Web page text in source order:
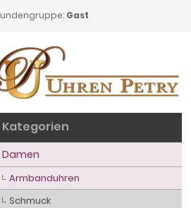
Gast
Kategorien
Damen
Armbanduhren
Schmuck